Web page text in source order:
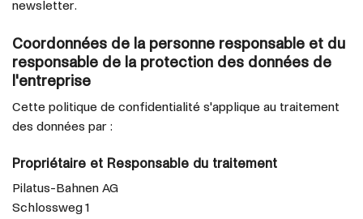
newsletter.
Coordonnées de la personne responsable et du
responsable de la protection des données de
l'entreprise
Cette politique de confidentialité s'applique au traitement
des données par :
Propriétaire et Responsable du traitement
Pilatus-Bahnen AG
Schlossweg 1